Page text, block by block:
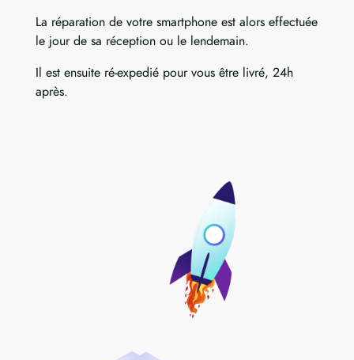
La réparation de votre smartphone est alors effectuée
le jour de sa réception ou le lendemain.
Il est ensuite ré-expedié pour vous être livré, 24h
après.